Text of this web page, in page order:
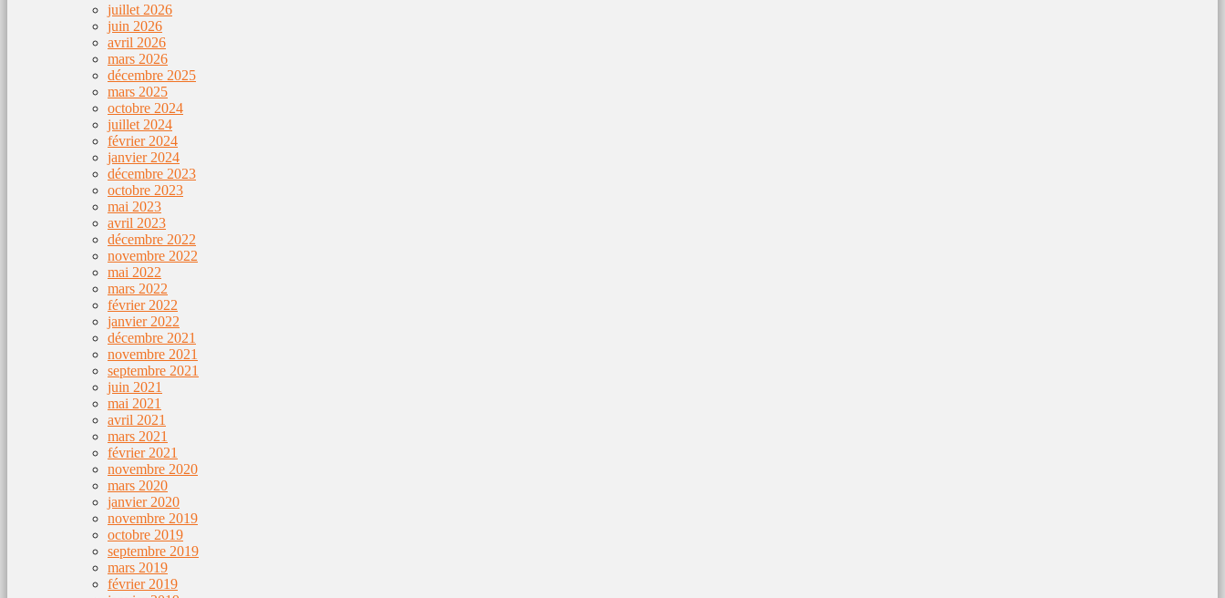
juillet 2026
juin 2026
avril 2026
mars 2026
décembre 2025
mars 2025
octobre 2024
juillet 2024
février 2024
janvier 2024
décembre 2023
octobre 2023
mai 2023
avril 2023
décembre 2022
novembre 2022
mai 2022
mars 2022
février 2022
janvier 2022
décembre 2021
novembre 2021
septembre 2021
juin 2021
mai 2021
avril 2021
mars 2021
février 2021
novembre 2020
mars 2020
janvier 2020
novembre 2019
octobre 2019
septembre 2019
mars 2019
février 2019